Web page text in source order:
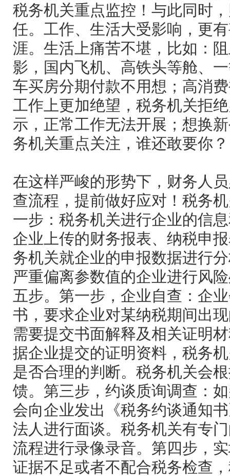
税务机关重点监控！与此同时
任。工作、生活大受影响，更
涯。生活上痛苦不堪，比如：
影，国内飞机、高铁头等舱、
车买房分期付款不用想；高消
工作上更加绝望，税务机关拒
示，正常工作无法开展；想换
务机关重点关注，谁还敢要你？
在这样严峻的形势下，财务人
查流程，提前做好应对！税务
一步：税务机关进行企业的信
企业上传的财务报表、纳税申
务机关就企业的申报数据进行
严重偏离参数值的企业进行风
五步。第一步，企业自查：企
书，要求企业对某纳税期间出
需要提交书面解释及相关证明
据企业提交的证明资料，税务
是否合理的判断。税务机关会
馈。第三步，约谈质询调查：
会向企业发出《税务约谈通知
法人进行面谈。税务机关有专
流程进行录像录音。第四步，
证据不足或者不配合税务检查